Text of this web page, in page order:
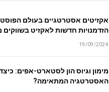
אקזיטים אסטרטגיים בעולם
הזדמנויות חדשות לאקזיט
19/09/2024
מימון וגיוס הון לסטארט-אפים:
האסטרטגיה המתאימה?